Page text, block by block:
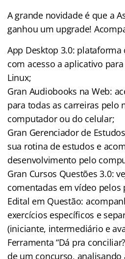
A grande novidade é que a
ganhou um upgrade!
App Desktop 3.0:
com acesso a aplicativo
Linux;
Gran Audiobooks na Web:
para todas as carreiras pelo
computador ou do celular;
Gran Gerenciador de
sua rotina de estudos e
desenvolvimento pelo
Gran Cursos Questões 3.0:
comentadas em vídeo pelos
Edital em Questão:
exercícios específicos e
(iniciante, intermediário e
Ferramenta “Dá pra
de um concurso,